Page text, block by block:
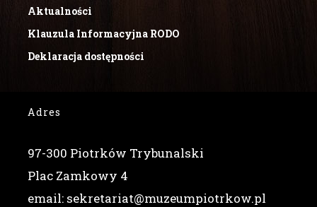
Aktualności
Klauzula Informacyjna RODO
Deklaracja dostępności
Adres
97-300 Piotrków Trybunalski
Plac Zamkowy 4
email: sekretariat@muzeumpiotrkow.pl